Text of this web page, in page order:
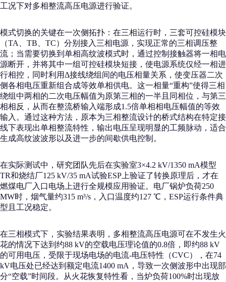
工况下对多相整流高压电源进行验证。
模式切换的关键在一次侧拓扑：在三相运行时，三套可控硅模块
（TA、TB、TC）分别接入三相电源，实现正常的三相调压整
流；当需要切换到单相高纹波模式时，通过控制接触器将一相电
源断开，并将其中一组可控硅模块短接，使电源系统仅经一相进
行相控，同时利用Δ接线绕组间的电压相量关系，使变压器二次
侧各相电压重新组合成等效单相供电。这一相量“重构”使得三相
绕组中两相的二次电压幅值为原第三相的一半且同相位，与第三
相相反，从而在整流桥输入端形成1.5倍单相相电压幅值的等效
输入。通过这种方法，原本为三相整流设计的桥式结构在特定接
线下表现出单相整流特性，输出电压呈现明显的工频脉动，适合
生成高纹波波形以及进一步的间歇供电控制。
在实际测试中，研究团队先后在实验室3×4.2 kV/1350 mA模型
TR和烧结厂125 kV/35 mA试验ESP上验证了转换原理后，才在
燃煤电厂入口电场上进行全规模应用验证。电厂锅炉负荷250
MW时，烟气量约315 m³/s，入口温度约127 ℃，ESP运行条件典
型且工况稳定。
在三相模式下，实验结果表明，多相整流高压电源可在不发生火
花的情况下达到约88 kV的空载电压理论值的0.8倍，即约88 kV
的可用电压，受限于现场电场的电流-电压特性（CVC），在74
kV电压处已经达到额定电流1400 mA，导致一次侧波形中出现部
分“空载”时间段。从火花恢复特性看，当炉负荷100%时出现放